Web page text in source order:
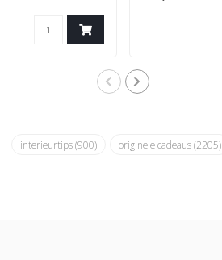
interieurtips(900) originele cadeaus(2205)